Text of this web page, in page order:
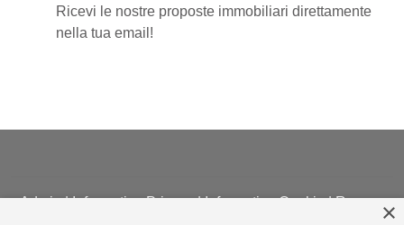
Ricevi le nostre proposte immobiliari direttamente
nella tua email!
Admin|Informativa Privacy|Informativa Cookie|Revoca×